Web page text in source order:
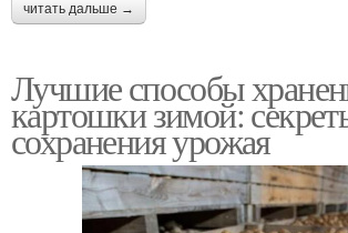
читать дальше →
Лучшие способы
картошки зимой:
сохранения урожая